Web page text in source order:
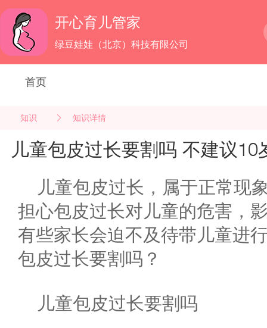
开心育儿管家
绿豆娃娃（北京）科技有限公司
首页
知识 知识详情
儿童包皮过长要割吗 不建议10
儿童包皮过长，属于正常现
担心包皮过长对儿童的危害，
有些家长会迫不及待带儿童进
包皮过长要割吗？
儿童包皮过长要割吗